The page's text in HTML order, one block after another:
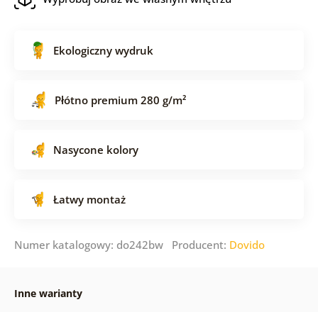
Ekologiczny wydruk
Płótno premium 280 g/m²
Nasycone kolory
Łatwy montaż
Numer katalogowy: do242bw Producent: Dovido
Inne warianty